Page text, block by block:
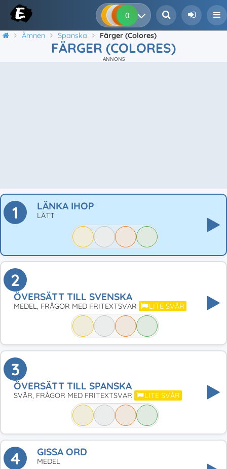
0 0 0
Ämnen Spanska Färger (Colores)
FÄRGER (COLORES)
ANNONS
1 LÄNKA IHOP
LÄTT
2
ÖVERSÄTT TILL SVENSKA
MEDEL, FRÅGOR MED FRITEXTSVAR LITE SVÅR
3
ÖVERSÄTT TILL SPANSKA
SVÅR, FRÅGOR MED FRITEXTSVAR LITE SVÅR
4 GISSA ORD
MEDEL